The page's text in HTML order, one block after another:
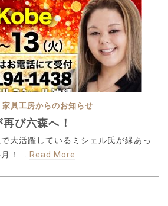
家具工房からのお知らせ
び六森へ！
大活躍しているミシェル氏が縁あっ
！ …
Read More